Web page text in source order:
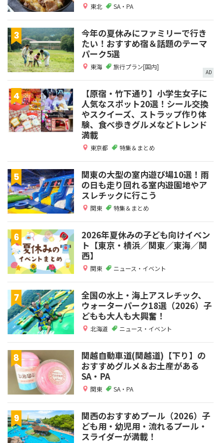
東北 SA・PA
今年の夏休みにファミリーで行き
たい！おすすめ宿＆話題のテーマ
パーク5選
東海 旅行プラン[国内]
AD
【原宿・竹下通り】小学生女子に
人気なスポット20選！シール交換
やスクイーズ、ストラップ作り体
験、食べ歩きグルメなどトレンド
満載
東京都 特集＆まとめ
関東の大型の室内遊び場10選！雨
の日も走り回れる室内遊園地やア
スレチックに行こう
関東 特集＆まとめ
2026年夏休みの子ども向けイベン
ト【東京・横浜／関東／東海／関
西】
関東 ニュース・イベント
全国の水上・海上アスレチック、
ウォーターパーク18選（2026）子
どもも大人も大興奮！
北海道 ニュース・イベント
関越自動車道(関越道)【下り】の
おすすめグルメ＆お土産がある
SA・PA
関東 SA・PA
関西のおすすめプール（2026）子
ども用・幼児用・流れるプール・
スライダーが満載！